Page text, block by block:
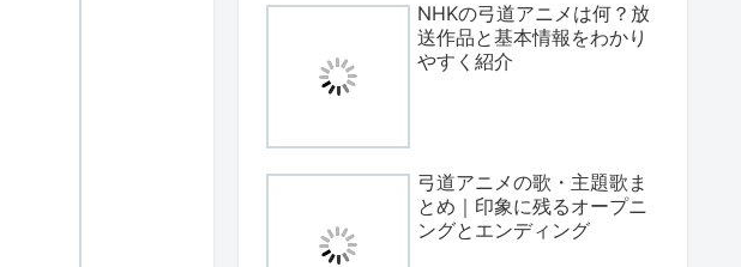
NHKの弓道アニメは何？放
送作品と基本情報をわかり
やすく紹介
弓道アニメの歌・主題歌ま
とめ｜印象に残るオープニ
ングとエンディング